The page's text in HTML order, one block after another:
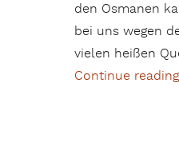
den Osmanen
bei uns wegen
vielen heißen
Continue reading